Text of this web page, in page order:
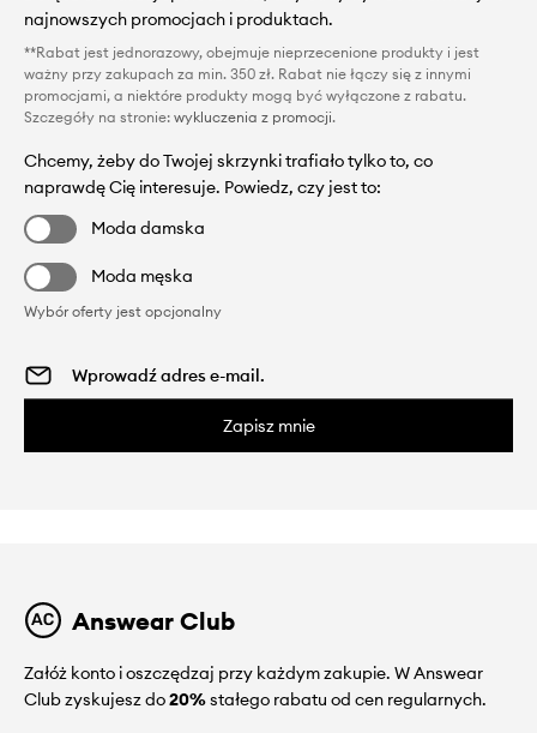
najnowszych promocjach i produktach.
**Rabat jest jednorazowy, obejmuje nieprzecenione produkty i jest
ważny przy zakupach za min. 350 zł. Rabat nie łączy się z innymi
promocjami, a niektóre produkty mogą być wyłączone z rabatu.
Szczegóły na stronie: wykluczenia z promocji.
Chcemy, żeby do Twojej skrzynki trafiało tylko to, co
naprawdę Cię interesuje. Powiedz, czy jest to:
Moda damska
Moda męska
Wybór oferty jest opcjonalny
Zapisz mnie
Answear Club
Załóż konto i oszczędzaj przy każdym zakupie. W Answear
Club zyskujesz do20%stałego rabatu od cen regularnych.